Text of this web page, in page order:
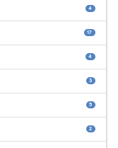
4
17
4
3
5
2